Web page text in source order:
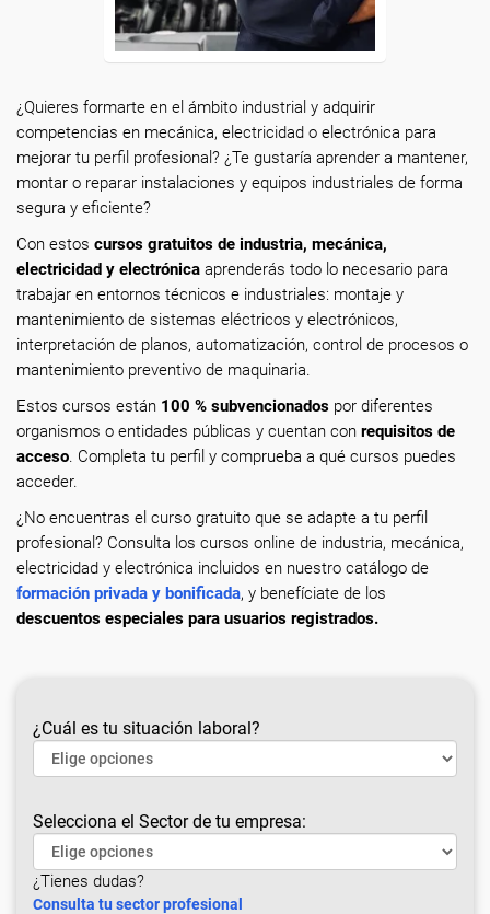
¿Quieres formarte en el ámbito industrial y adquirir
competencias en mecánica, electricidad o electrónica para
mejorar tu perfil profesional? ¿Te gustaría aprender a mantener,
montar o reparar instalaciones y equipos industriales de forma
segura y eficiente?
Con estos cursos gratuitos de industria, mecánica,
electricidad y electrónica aprenderás todo lo necesario para
trabajar en entornos técnicos e industriales: montaje y
mantenimiento de sistemas eléctricos y electrónicos,
interpretación de planos, automatización, control de procesos o
mantenimiento preventivo de maquinaria.
Estos cursos están 100 % subvencionados por diferentes
organismos o entidades públicas y cuentan con requisitos de
acceso. Completa tu perfil y comprueba a qué cursos puedes
acceder.
¿No encuentras el curso gratuito que se adapte a tu perfil
profesional? Consulta los cursos online de industria, mecánica,
electricidad y electrónica incluidos en nuestro catálogo de
formación privada y bonificada, y benefíciate de los
descuentos especiales para usuarios registrados.
¿Cuál es tu situación laboral?
Selecciona el Sector de tu empresa:
¿Tienes dudas?
Consulta tu sector profesional